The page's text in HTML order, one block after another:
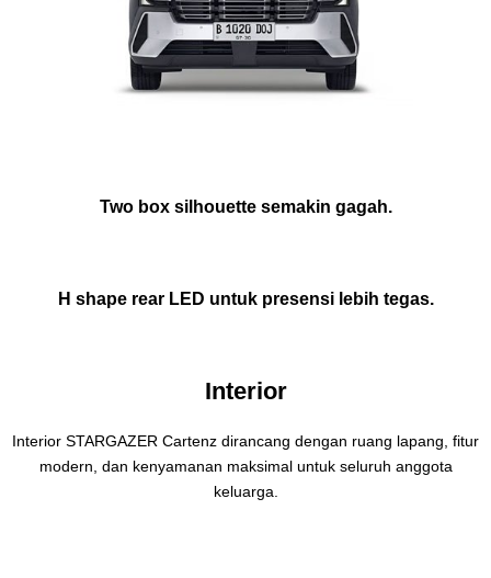
Two box silhouette semakin gagah.
H shape rear LED untuk presensi lebih tegas.
Interior
Interior STARGAZER Cartenz dirancang dengan ruang lapang, fitur
modern, dan kenyamanan maksimal untuk seluruh anggota
keluarga.